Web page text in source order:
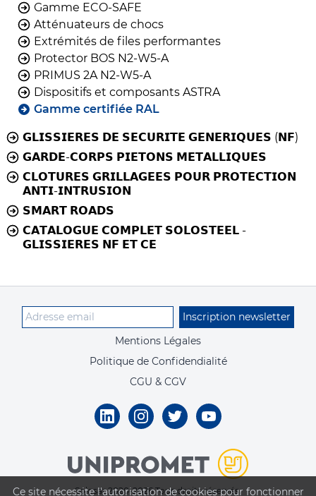
Gamme ECO-SAFE
Atténuateurs de chocs
Extrémités de files performantes
Protector BOS N2-W5-A
PRIMUS 2A N2-W5-A
Dispositifs et composants ASTRA
Gamme certifiée RAL
𝗚𝗟𝗜𝗦𝗦𝗜𝗘𝗥𝗘𝗦 𝗗𝗘 𝗦𝗘𝗖𝗨𝗥𝗜𝗧𝗘 𝗚𝗘𝗡𝗘𝗥𝗜𝗤𝗨𝗘𝗦 (𝗡𝗙)
𝗚𝗔𝗥𝗗𝗘-𝗖𝗢𝗥𝗣𝗦 𝗣𝗜𝗘𝗧𝗢𝗡𝗦 𝗠𝗘𝗧𝗔𝗟𝗟𝗜𝗤𝗨𝗘𝗦
𝗖𝗟𝗢𝗧𝗨𝗥𝗘𝗦 𝗚𝗥𝗜𝗟𝗟𝗔𝗚𝗘𝗘𝗦 𝗣𝗢𝗨𝗥 𝗣𝗥𝗢𝗧𝗘𝗖𝗧𝗜𝗢𝗡
𝗔𝗡𝗧𝗜-𝗜𝗡𝗧𝗥𝗨𝗦𝗜𝗢𝗡
𝗦𝗠𝗔𝗥𝗧 𝗥𝗢𝗔𝗗𝗦
𝗖𝗔𝗧𝗔𝗟𝗢𝗚𝗨𝗘 𝗖𝗢𝗠𝗣𝗟𝗘𝗧 𝗦𝗢𝗟𝗢𝗦𝗧𝗘𝗘𝗟 -
𝗚𝗟𝗜𝗦𝗦𝗜𝗘𝗥𝗘𝗦 𝗡𝗙 𝗘𝗧 𝗖𝗘
Inscription newsletter
Mentions Légales
Politique de Confidendialité
CGU & CGV
Solosar 2020-2026 Tous droits réservés.
Ce site nécessite l'autorisation de cookies pour fonctionner